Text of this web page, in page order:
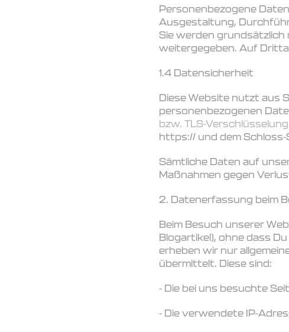
Personenbezogene
Ausgestaltung,
Sie werden
weitergegeben. Auf
1.4 Datensicherheit
Diese Website nutzt aus
personenbezogenen
bzw. TLS-Verschlüsselung
https:// und dem Schloss-
Sämtliche Daten auf
Maßnahmen gegen
2. Datenerfassung beim
Beim Besuch unserer
Blogartikel), ohne dass
erheben wir nur
übermittelt. Diese sind:
- Die bei uns besuchte
- Die verwendete IP-